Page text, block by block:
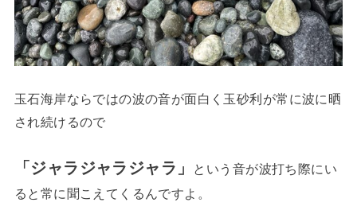
玉石海岸ならではの波の音が面白く玉砂利が常に波に晒
され続けるので
「ジャラジャラジャラ」
という音が波打ち際にい
ると常に聞こえてくるんですよ。